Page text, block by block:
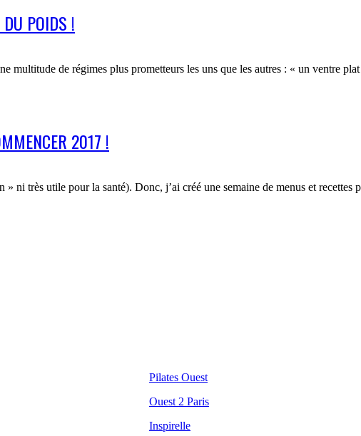
POIDS !
multitude de régimes plus prometteurs les uns que les autres : « un ventre
2017 !
ni très utile pour la santé). Donc, j’ai créé une semaine de menus et
Pilates Ouest
Ouest 2 Paris
Inspirelle